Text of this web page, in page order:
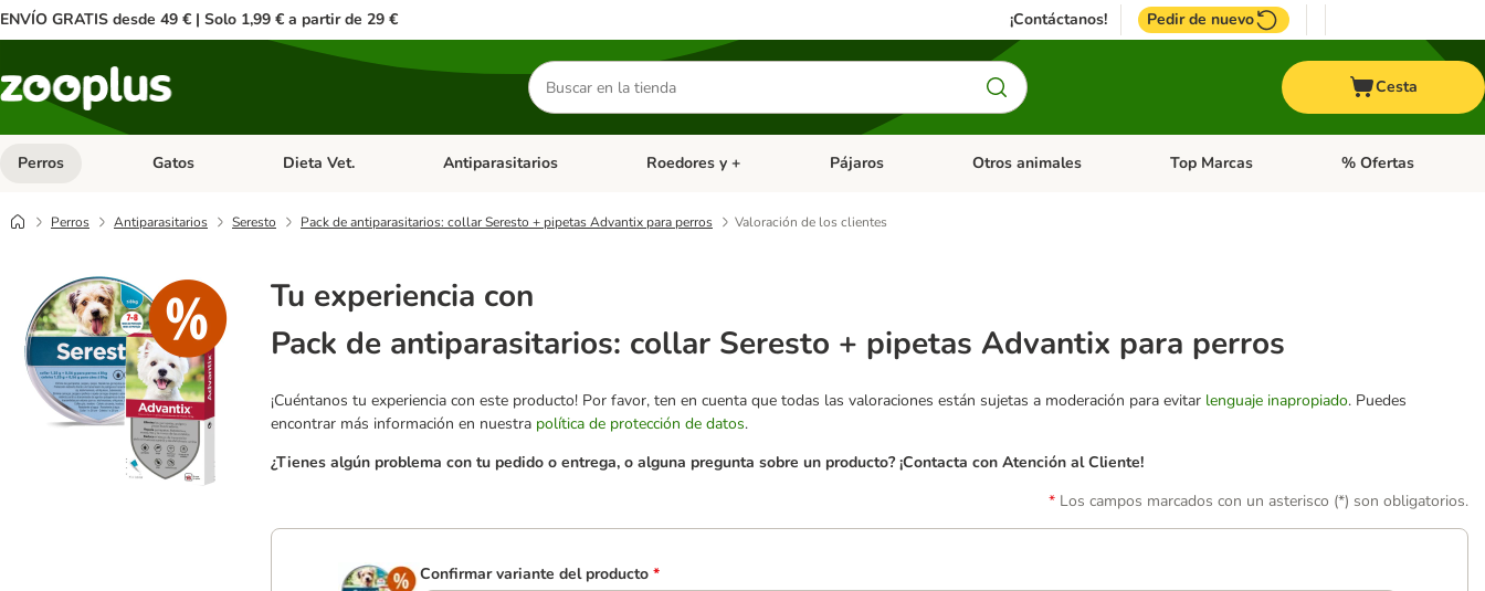
ENVÍO GRATIS desde 49 € | Solo 1,99 € a partir de 29 € ¡Contáctanos! Pedir de nuevo
Buscar
productos
Cesta
Perros Menú de categoria abierto: Perros
Gatos Menú de categoria abierto: Gatos
Dieta Vet. Menú de categoria abierto: Dieta Vet.
Antiparasitarios Menú de categoria abierto: Antiparasitarios
Roedores y + Menú de categoria abierto: Roedores y +
Pájaros Menú de categoria abierto: Pájaros
Otros animales Menú de categoria abierto: Otros animales
Top Marcas Menú de categoria
% Ofertas
Perros Antiparasitarios Seresto Pack de antiparasitarios: collar Seresto + pipetas Advantix para perros Valoración de los clientes
Tu experiencia con
Pack de antiparasitarios: collar Seresto + pipetas Advantix para perros
¡Cuéntanos tu experiencia con este producto! Por favor, ten en cuenta que todas las valoraciones están sujetas a moderación para evitar lenguaje inapropiado. Puedes
encontrar más información en nuestra política de protección de datos.
¿Tienes algún problema con tu pedido o entrega, o alguna pregunta sobre un producto? ¡Contacta con Atención al Cliente!
Los campos marcados con un asterisco (*) son obligatorios.
Confirmar variante del producto *